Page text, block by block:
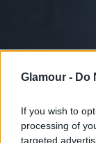
Glamour - Do
If you wish to
processing of
targeted